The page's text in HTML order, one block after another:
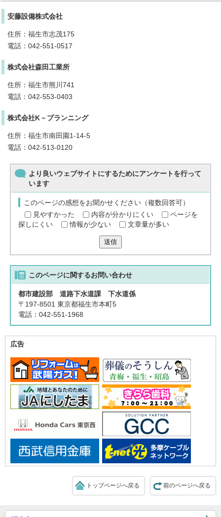
安藤設備株式会社
住所：福生市志茂175
電話：042-551-0517
株式会社森田工業所
住所：福生市熊川741
電話：042-553-0403
株式会社K－プランニング
住所：福生市南田園1-14-5
電話：042-513-0120
より良いウェブサイトにするためにアンケートを行って
います
このページの感想をお聞かせください（複数回答可）
見やすかった
内容が分かりにくい
ページを
探しにくい
情報が少ない 文章量が多い
送信
このページに関するお問い合わせ
都市建設部 道路下水道課 下水道係
〒197-8501 東京都福生市本町5
電話：042-551-1968
広告
前のページへ戻る
トップページへ戻る